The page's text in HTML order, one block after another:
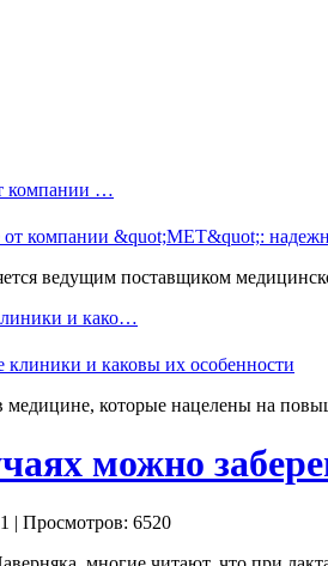
компании …
ведущим поставщиком
и како…
медицине, которые нацелены на
можно
| Просмотров: 6520